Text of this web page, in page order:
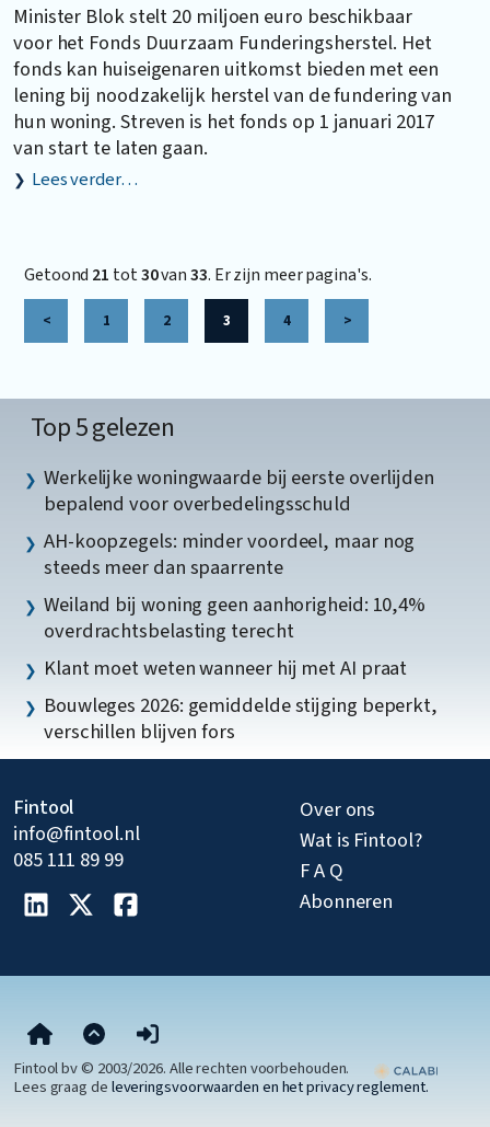
Minister Blok stelt 20 miljoen euro beschikbaar
voor het Fonds Duurzaam Funderingsherstel. Het
fonds kan huiseigenaren uitkomst bieden met een
lening bij noodzakelijk herstel van de fundering van
hun woning. Streven is het fonds op 1 januari 2017
van start te laten gaan.
Lees verder…
Getoond 21 tot30van33. Er zijn meer pagina's.
< 1 2 3 4 >
Top 5 gelezen
Werkelijke woningwaarde bij eerste overlijden
bepalend voor overbedelingsschuld
AH-koopzegels: minder voordeel, maar nog
steeds meer dan spaarrente
Weiland bij woning geen aanhorigheid: 10,4%
overdrachtsbelasting terecht
Klant moet weten wanneer hij met AI praat
Bouwleges 2026: gemiddelde stijging beperkt,
verschillen blijven fors
Fintool
info@fintool.nl
085 111 89 99
Over ons
Wat is Fintool?
F A Q
Abonneren
Fintool bv © 2003/2026. Alle rechten voorbehouden.
Lees graag deleveringsvoorwaarden en het privacy reglement.